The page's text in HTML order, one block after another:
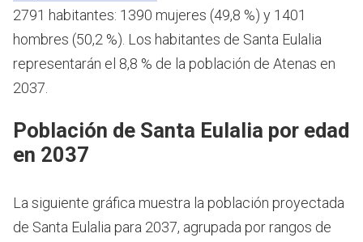
2791 habitantes: 1390 mujeres (49,8 %) y 1401
hombres (50,2 %). Los habitantes de Santa Eulalia
representarán el 8,8 % de la población de Atenas en
2037.
Población de Santa Eulalia por edad
en 2037
La siguiente gráfica muestra la población proyectada
de Santa Eulalia para 2037, agrupada por rangos de